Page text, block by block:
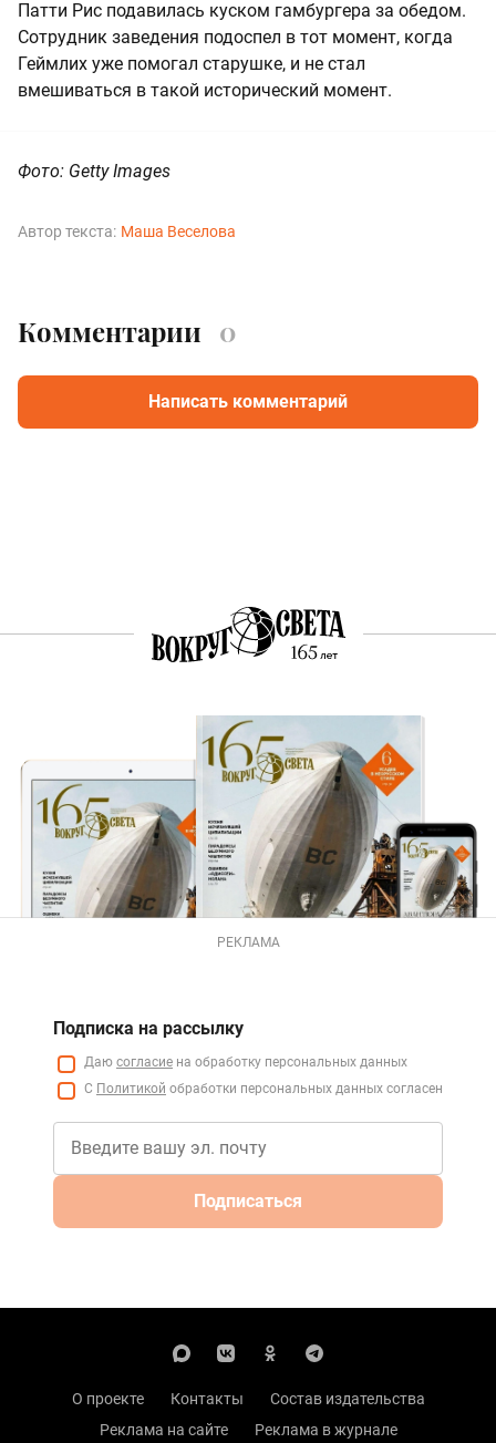
Патти Рис подавилась куском гамбургера за обедом.
Сотрудник заведения подоспел в тот момент, когда
Геймлих уже помогал старушке, и не стал
вмешиваться в такой исторический момент.
Фото: Getty Images
Автор текста: Маша Веселова
Комментарии 0
Написать комментарий
РЕКЛАМА
Подписка на рассылку
Даю согласие на обработку персональных данных
С Политикой обработки персональных данных согласен
Подписаться
О проекте Контакты
Состав издательства
Реклама на сайте
Реклама в журнале